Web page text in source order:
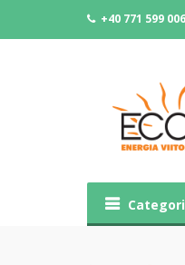
+40 771 599 006